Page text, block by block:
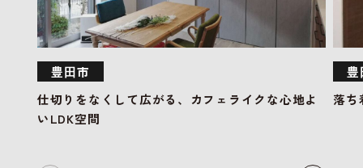
豊⽥市
仕切りをなくして広がる、カフェライクな心地よ
いLDK空間
豊
落ち